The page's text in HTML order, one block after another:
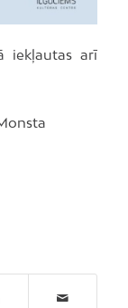
iekļautas arī